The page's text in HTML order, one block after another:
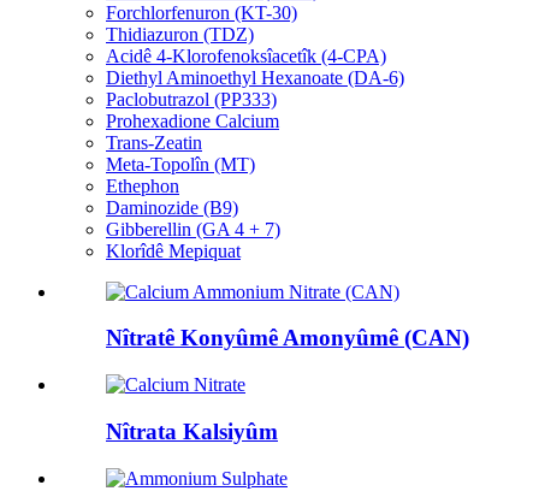
Forchlorfenuron (KT-30)
Thidiazuron (TDZ)
Acidê 4-Klorofenoksîacetîk (4-CPA)
Diethyl Aminoethyl Hexanoate (DA-6)
Paclobutrazol (PP333)
Prohexadione Calcium
Trans-Zeatin
Meta-Topolîn (MT)
Ethephon
Daminozide (B9)
Gibberellin (GA 4 + 7)
Klorîdê Mepiquat
Nîtratê Konyûmê Amonyûmê (CAN)
Nîtrata Kalsiyûm